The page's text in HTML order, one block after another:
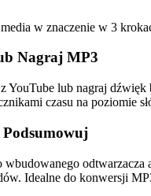
w znaczenie w 3
Nagraj MP3
lub nagraj dźwięk
czasu na poziomie
wbudowanego
Idealne do konwersji